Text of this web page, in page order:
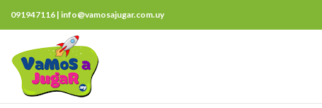
091947116 | info@vamosajugar.com.uy